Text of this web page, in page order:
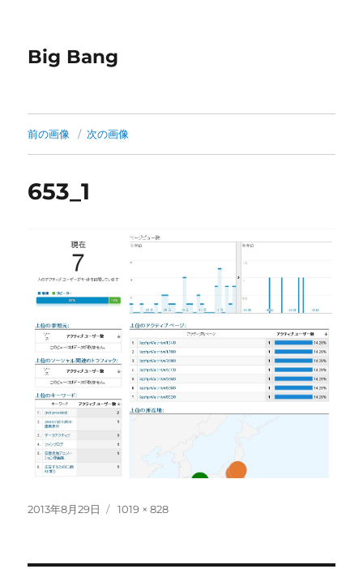
Big Bang
前の画像 次の画像
653_1
投
2013年8月29日
フ
1019 × 828